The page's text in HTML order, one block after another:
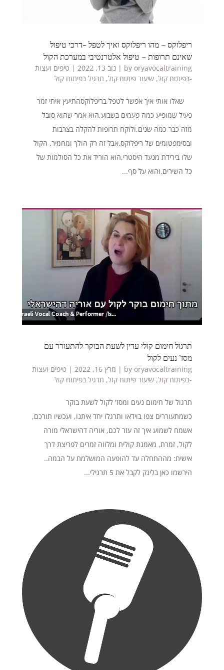
ריפלוקס – מהו ריפלוקס ואיך לטפל -דרכי טיפול
שאינם תרופות – טיפול אלטרנטיבי במערכת הקול
by oryavocaltraining
| נוב 13, 2022 | טיפים ועצות
-בפיתוח קול, שיעור פיתוח קול, תרגיל בפיתוח קול
שאלו אותי איך אפשר לטפל בריפלוקסהתיעץ איתי זמר
פעיל שמופיע כמה פעמים בשבוע,הוא אמר שהוא סובל
מזה כבר כמה שנים,ולוקח תרופות להקלה בצרבות
ובסימפטומים של ריפלוקס,אבל זה רק הולך ומחמיר, הקול
שלו בירידת מנעד היסטרי,הוא הוריד את כל הסולמות של
כל השירים,והוא על סף...
תרגול חימום קולי עדין לשעת הבוקר להתעורר עם
מסז’ נעים לקול
by oryavocaltraining
| מרץ 16, 2022 | טיפים ועצות
-בפיתוח קול, שיעור פיתוח קול, תרגיל בפיתוח קול
תרגול של חימום נעים ומסז' לקול לשעת בוקר
כשמתעוררים צפו בוידאו ותרגלו יחד איתנו, ועכשיו תורכם,
אשמח לשמוע איך זה עזר לכם, אוריה דהישראלי מורה
לקול, זמרת, מאמנת קולית ומלווה זמרים לפריצת דרך
אישית: מההתחלה עד להופעה המושלמת על הבמה..
הירשמו כאן בלינק לקבל את 5 תרגילי...